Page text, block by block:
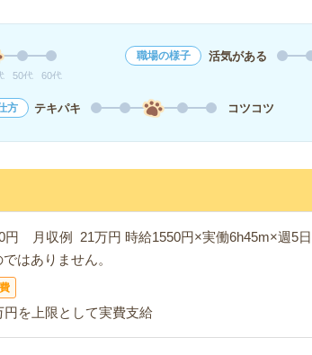
50代 60代
職場の様子 活気がある
方 テキパキ コツコツ
円 月収例 21万円 時給1550円×実働6h45m×週5
はありません。
円を上限として実費支給